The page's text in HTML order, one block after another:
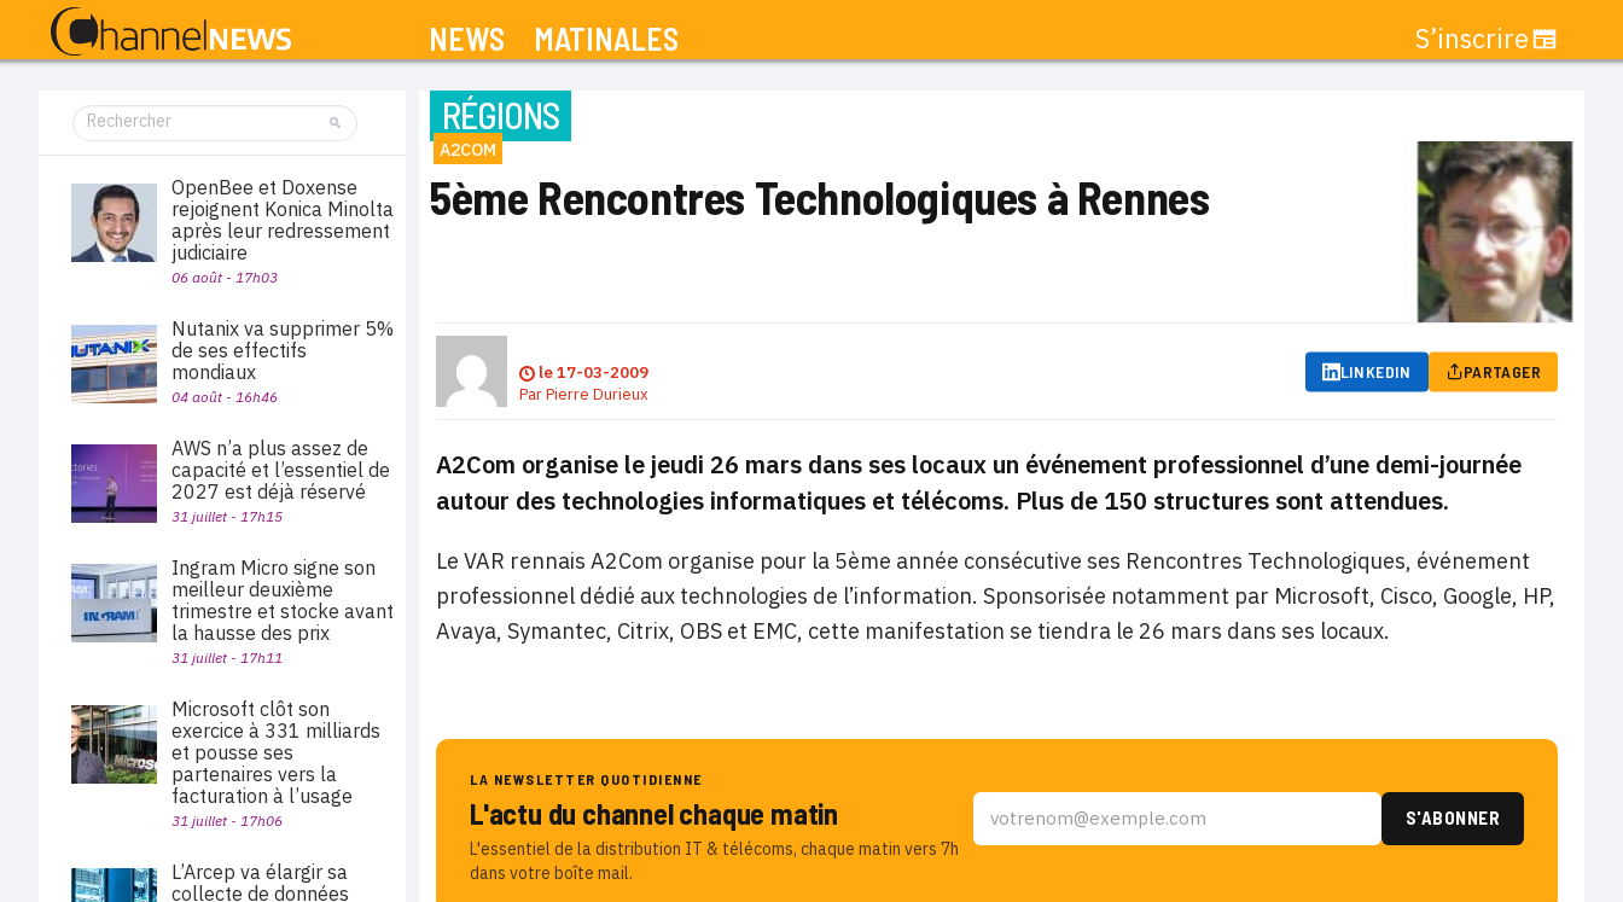
NEWS MATINALES S’inscrire
RÉGIONS
A2COM
5ème Rencontres Technologiques à Rennes
le17-03-2009
ParPierre Durieux
LINKEDIN PARTAGER
A2Com organise le jeudi 26 mars dans ses locaux un événement professionnel d’une demi-journée
autour des technologies informatiques et télécoms. Plus de 150 structures sont attendues.
Le VAR rennais A2Com organise pour la 5ème année consécutive ses Rencontres Technologiques, événement
professionnel dédié aux technologies de l’information. Sponsorisée notamment par Microsoft, Cisco, Google, HP,
Avaya, Symantec, Citrix, OBS et EMC, cette manifestation se tiendra le 26 mars dans ses locaux.
LA NEWSLETTER QUOTIDIENNE
L'actu du channel chaque matin
L'essentiel de la distribution IT & télécoms, chaque matin vers 7h
dans votre boîte mail.
OpenBee et Doxense
rejoignent Konica Minolta
après leur redressement
judiciaire
06 août - 17h03
Nutanix va supprimer 5%
de ses effectifs
mondiaux
04 août - 16h46
AWS n’a plus assez de
capacité et l’essentiel de
2027 est déjà réservé
31 juillet - 17h15
Ingram Micro signe son
meilleur deuxième
trimestre et stocke avant
la hausse des prix
31 juillet - 17h11
Microsoft clôt son
exercice à 331 milliards
et pousse ses
partenaires vers la
facturation à l’usage
31 juillet - 17h06
L’Arcep va élargir sa
collecte de données